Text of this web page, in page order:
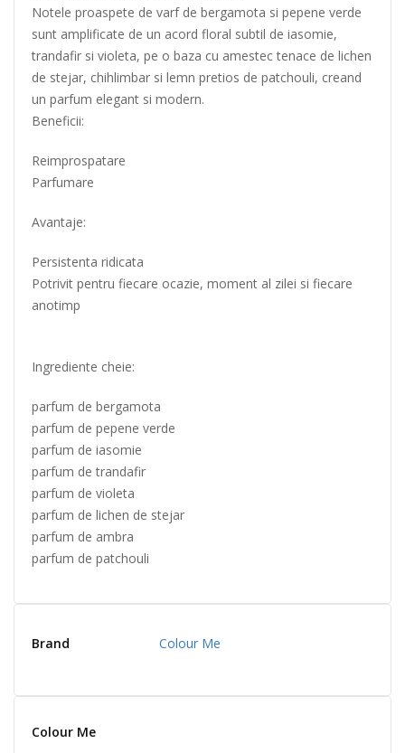
Notele proaspete de varf de bergamota si pepene verde
sunt amplificate de un acord floral subtil de iasomie,
trandafir si violeta, pe o baza cu amestec tenace de lichen
de stejar, chihlimbar si lemn pretios de patchouli, creand
un parfum elegant si modern.
Beneficii:
Reimprospatare
Parfumare
Avantaje:
Persistenta ridicata
Potrivit pentru fiecare ocazie, moment al zilei si fiecare
anotimp
Ingrediente cheie:
parfum de bergamota
parfum de pepene verde
parfum de iasomie
parfum de trandafir
parfum de violeta
parfum de lichen de stejar
parfum de ambra
parfum de patchouli
Brand Colour Me
Colour Me